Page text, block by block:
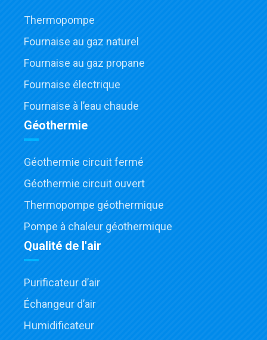
Thermopompe
Fournaise au gaz naturel
Fournaise au gaz propane
Fournaise électrique
Fournaise à l’eau chaude
Géothermie
Géothermie circuit fermé
Géothermie circuit ouvert
Thermopompe géothermique
Pompe à chaleur géothermique
Qualité de l'air
Purificateur d’air
Échangeur d’air
Humidificateur